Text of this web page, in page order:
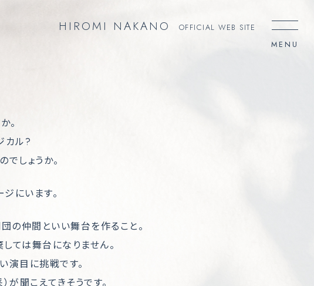
HIROMI NAKANO OFFICIAL WEB SITE
。
カル?
しょうか。
にいます。
の仲間といい舞台を作ること。
ては舞台になりません。
演目に挑戦です。
が聞こえてきそうです。